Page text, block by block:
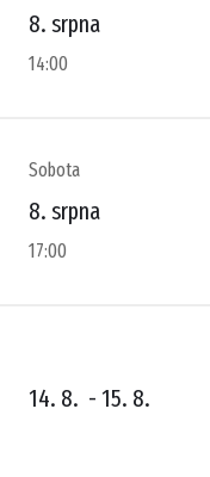
8. srpna
14:00
Sobota
8. srpna
17:00
14. 8. - 15. 8.